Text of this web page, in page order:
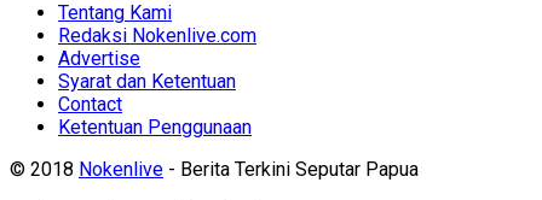
Tentang Kami
Redaksi Nokenlive.com
Advertise
Syarat dan Ketentuan
Contact
Ketentuan Penggunaan
© 2018 Nokenlive - Berita Terkini Seputar Papua